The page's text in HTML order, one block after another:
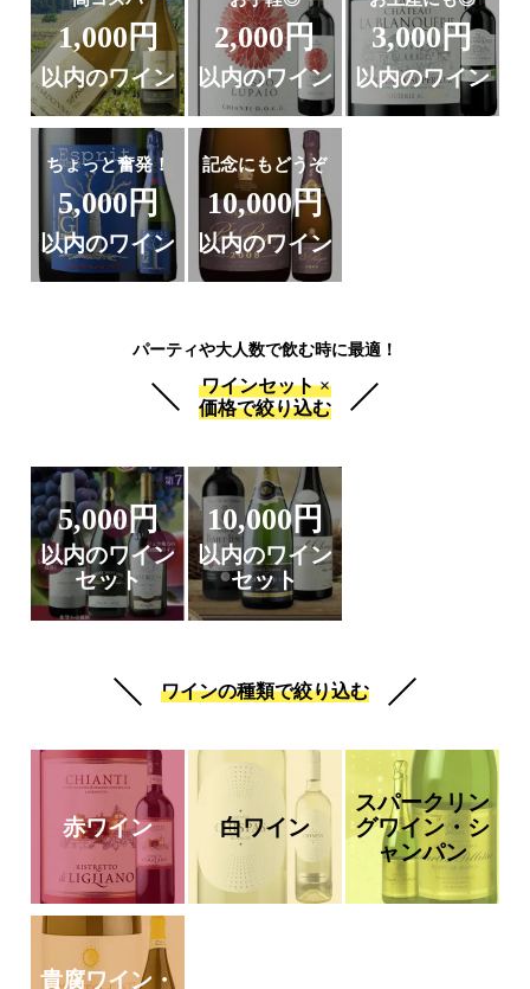
1,000円
以内のワイン
2,000円
以内のワイン
3,000円
以内のワイン
ちょっと奮発！
5,000円
以内のワイン
記念にもどうぞ
10,000円
以内のワイン
パーティや大人数で飲む時に最適！
ワインセット ×
価格で絞り込む
5,000円
以内のワイン
セット
10,000円
以内のワイン
セット
ワインの種類で絞り込む
赤ワイン 白ワイン
スパークリン
グワイン・シ
ャンパン
貴腐ワイン・